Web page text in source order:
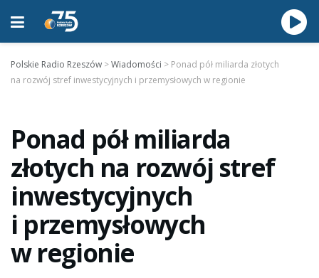
Polskie Radio Rzeszów >Wiadomości > Ponad pół miliarda złotych
na rozwój stref inwestycyjnych i przemysłowych w regionie
Ponad pół miliarda
złotych na rozwój stref
inwestycyjnych
i przemysłowych
w regionie